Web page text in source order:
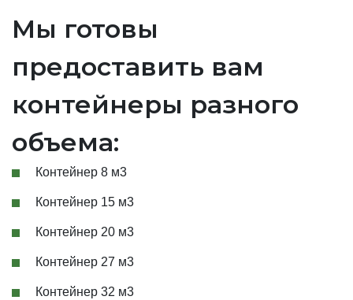
Мы готовы
предоставить вам
контейнеры разного
объема:
Контейнер 8 м3
Контейнер 15 м3
Контейнер 20 м3
Контейнер 27 м3
Контейнер 32 м3